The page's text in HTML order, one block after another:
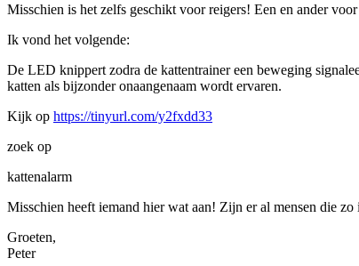
Misschien is het zelfs geschikt voor reigers! Een en ander
Ik vond het volgende:
De LED knippert zodra de kattentrainer een beweging
katten als bijzonder onaangenaam wordt ervaren.
Kijk op https://tinyurl.com/y2fxdd33
zoek op
kattenalarm
Misschien heeft iemand hier wat aan! Zijn er al mensen die
Groeten,
Peter